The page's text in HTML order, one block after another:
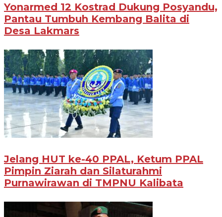
Yonarmed 12 Kostrad Dukung Posyandu,
Pantau Tumbuh Kembang Balita di
Desa Lakmars
Jelang HUT ke-40 PPAL, Ketum PPAL
Pimpin Ziarah dan Silaturahmi
Purnawirawan di TMPNU Kalibata